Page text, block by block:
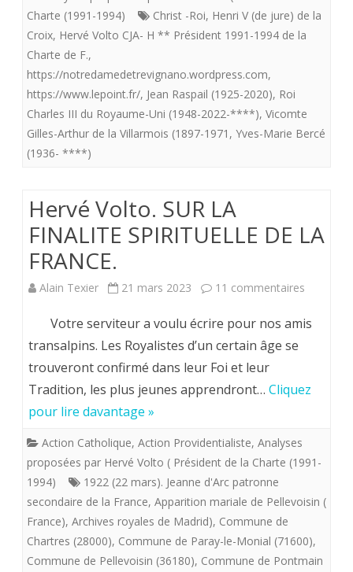
caché
trône
de
Charte (1991-1994)
Christ -Roi, Henri V (de jure) de la
Croix, Hervé Volto CJA- H ** Président 1991-1994 de la
Charte de F.,
https://notredamedetrevignano.wordpress.com,
https://www.lepoint.fr/, Jean Raspail (1925-2020), Roi
Charles III du Royaume-Uni (1948-2022-****), Vicomte
Gilles-Arthur de la Villarmois (1897-1971 , Yves-Marie Bercé
(1936- ****)
Hervé Volto. SUR LA
FINALITE SPIRITUELLE DE LA
FRANCE.
Alain Texier 21 mars 2023 11 commentaires
LA
LA
FRANCE.
Votre serviteur a voulu écrire pour nos amis
transalpins. Les Royalistes d’un certain âge se
trouveront confirmé dans leur Foi et leur
Tradition, les plus jeunes apprendront… Cliquez
pour lire davantage »
Action Catholique, Action Providentialiste, Analyses
proposées par Hervé Volto ( Président de la Charte (1991-
1994)
1922 (22 mars). Jeanne d'Arc patronne
secondaire de la France, Apparition mariale de Pellevoisin (
France), Archives royales de Madrid), Commune de
Chartres (28000), Commune de Paray-le-Monial (71600),
Commune de Pellevoisin (36180), Commune de Pontmain